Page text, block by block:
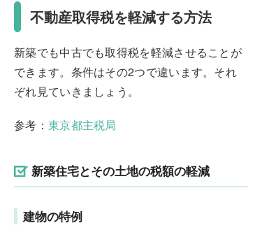
不動産取得税を軽減する方法
新築でも中古でも取得税を軽減させることが
できます。条件はその2つで違います。それ
ぞれ見ていきましょう。
参考： 東京都主税局
新築住宅とその土地の税額の軽減
建物の特例